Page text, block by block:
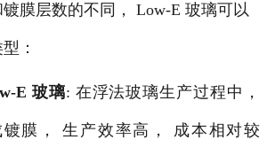
膜层数的不同， Low-E 玻璃可以
：
E 玻璃: 在浮法玻璃生产过程中，
膜， 生产效率高， 成本相对较